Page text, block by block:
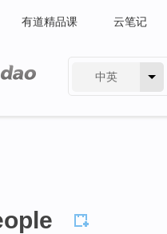
有道精品课 云笔记
中英